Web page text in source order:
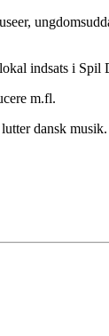
indsats i Spil
m.fl.
dansk musik.